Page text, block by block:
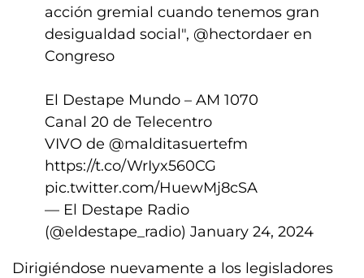
acción gremial cuando tenemos gran
desigualdad social", @hectordaer en
Congreso
El Destape Mundo – AM 1070
Canal 20 de Telecentro
VIVO de @malditasuertefm
https://t.co/WrIyx560CG
pic.twitter.com/HuewMj8cSA
— El Destape Radio
(@eldestape_radio) January 24, 2024
Dirigiéndose nuevamente a los legisladores